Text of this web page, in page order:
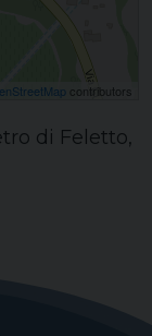
contributors
di Feletto,